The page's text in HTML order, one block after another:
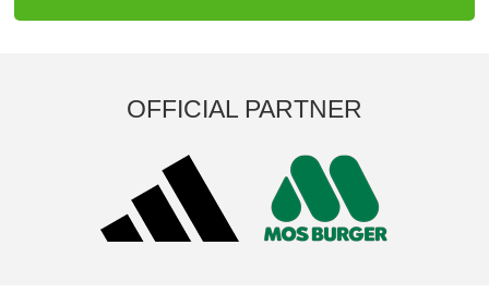
OFFICIAL PARTNER